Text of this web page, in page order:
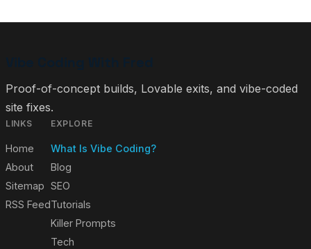
Proof-of-concept builds, Lovable exits, and vibe-coded
site fixes.
LINKS
Home
About
Sitemap
RSS Feed
EXPLORE
What Is Vibe Coding?
Blog
SEO
Tutorials
Killer Prompts
Tech